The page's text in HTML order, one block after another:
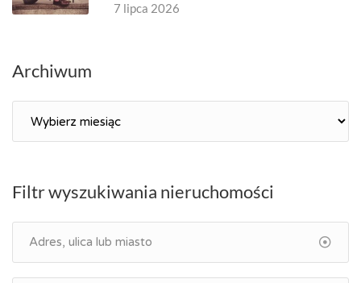
7 lipca 2026
Archiwum
Filtr wyszukiwania nieruchomości